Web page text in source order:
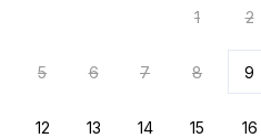
1 2
5 6 7 8 9
12 13 14 15 16
Вернём бонусами